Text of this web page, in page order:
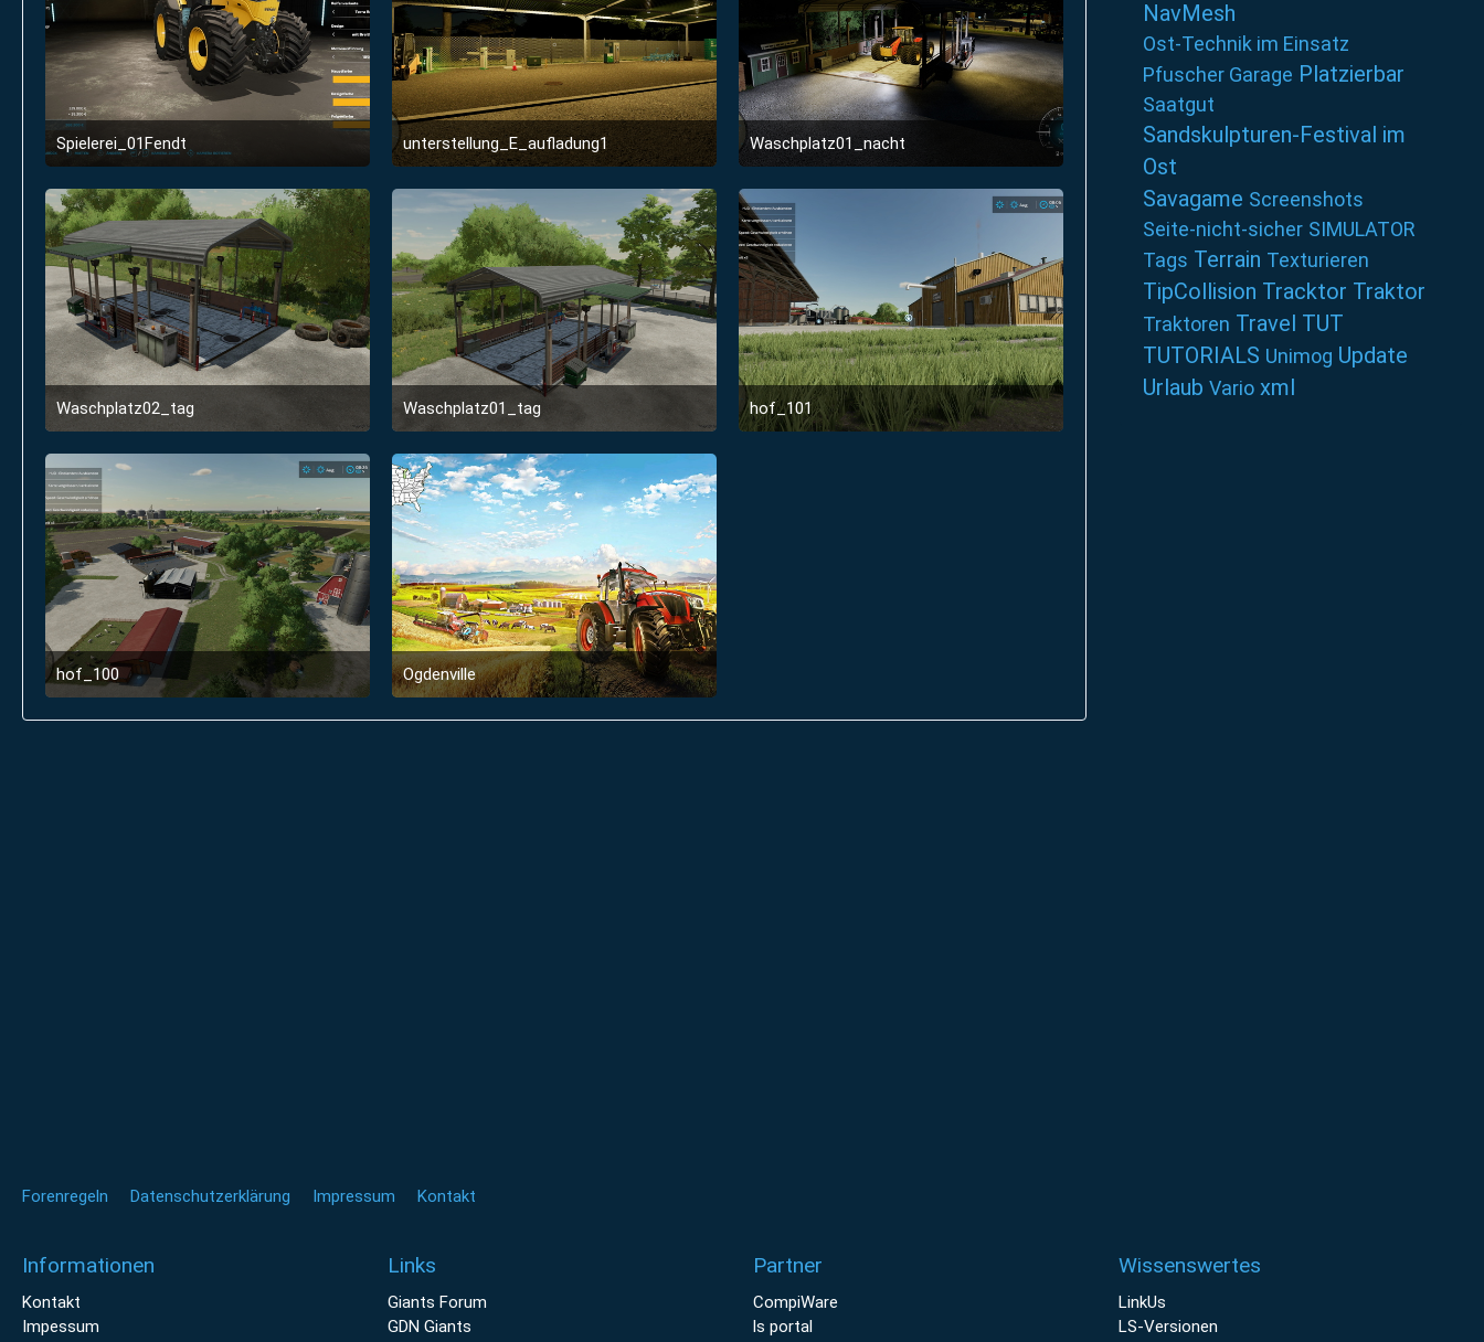
Spielerei_01Fendt
1. Januar 2022 um 22:56
unterstellung_E_aufladung1
1. Januar 2022 um 22:56
Waschplatz01_nacht
1. Januar 2022 um 22:55
Waschplatz02_tag
1. Januar 2022 um 22:54
1
Waschplatz01_tag
1. Januar 2022 um 22:54
1
hof_101
1. Januar 2022 um 22:53
hof_100
1. Januar 2022 um 22:53
Ogdenville
1. Januar 2022 um 22:51
NavMesh
Ost-Technik im Einsatz
Pfuscher Garage Platzierbar
Saatgut
Sandskulpturen-Festival im
Ost
Savagame Screenshots
Seite-nicht-sicher SIMULATOR
Tags Terrain Texturieren
TipCollision Tracktor Traktor
Traktoren Travel TUT
TUTORIALS Unimog Update
Urlaub Vario xml
Forenregeln Datenschutzerklärung Impressum Kontakt
Informationen
Kontakt
Impessum
Links
Giants Forum
GDN Giants
Partner
CompiWare
ls portal
Wissenswertes
LinkUs
LS-Versionen